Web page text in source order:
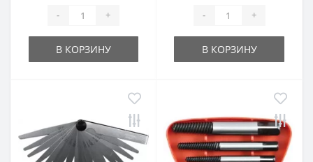
- +
В КОРЗИНУ
- +
В КОРЗИНУ